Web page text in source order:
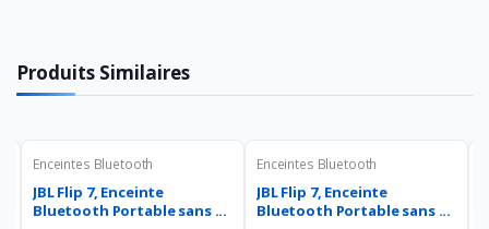
Produits Similaires
Enceintes Bluetooth
JBL Flip 7, Enceinte
Bluetooth Portable sans ...
Enceintes Bluetooth
JBL Flip 7, Enceinte
Bluetooth Portable sans ...